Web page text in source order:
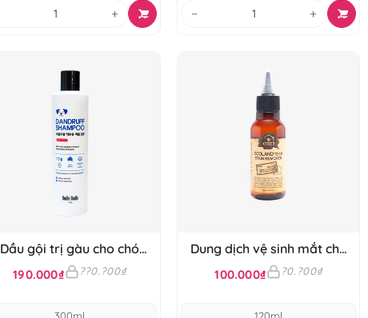
+ − +
Dầu gội trị gàu cho chó
Budle'Budle
190.000₫ ??0.?00₫
300ml
Dung dịch vệ sinh mắt cho
chó Budle'Budle
100.000₫ ?0.?00₫
120ml